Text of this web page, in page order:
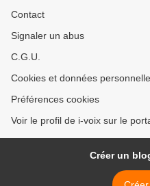
Contact
Signaler un abus
C.G.U.
Cookies et données
Préférences cookies
Voir le profil de i-voix sur le
Créer un